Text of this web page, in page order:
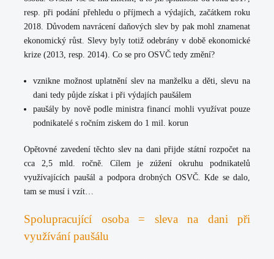
resp. při podání přehledu o příjmech a výdajích, začátkem roku
2018. Důvodem navrácení daňových slev by pak mohl znamenat
ekonomický růst. Slevy byly totiž odebrány v době ekonomické
krize (2013, resp. 2014). Co se pro OSVČ tedy změní?
vznikne možnost uplatnění slev na manželku a děti,slevu na
dani tedy půjde získat i při výdajích paušálem
paušály by nově podle ministra financí mohli využívat pouze
podnikatelé s ročním ziskem do 1 mil. korun
Opětovné zavedení těchto slev na dani přijde státní rozpočet na
cca 2,5 mld. ročně. Cílem je zúžení okruhu podnikatelů
využívajících paušál a podpora drobných OSVČ. Kde se dalo,
tam se musí i vzít…
Spolupracující osoba = sleva na dani při
využívání paušálu